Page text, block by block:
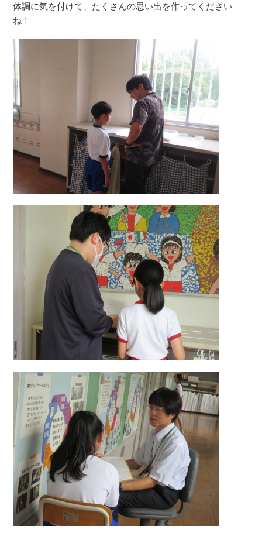
体調に気を付けて、たくさんの思い出を作ってください
ね！